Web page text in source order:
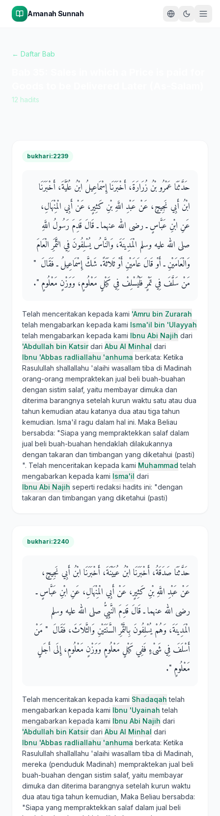
Amanah Sunnah
← Daftar Bab
12 hadits
bukhari:2239
حَدَّثَنَا عَمْرُو بْنُ زُرَارَةَ، أَخْبَرَنَا إِسْمَاعِيلُ ابْنُ عُلَيَّةَ، أَخْبَرَنَا
ابْنُ أَبِي نَجِيحٍ، عَنْ عَبْدِ اللَّهِ بْنِ كَثِيرٍ، عَنْ أَبِي الْمِنْهَالِ،
عَنِ ابْنِ عَبَّاسٍ ـ رضى الله عنهما ـ قَالَ قَدِمَ رَسُولُ اللَّهِ
صلى الله عليه وسلم الْمَدِينَةَ، وَالنَّاسُ يُسْلِفُونَ فِي الثَّمَرِ الْعَامَ
وَالْعَامَيْنِ ـ أَوْ قَالَ عَامَيْنِ أَوْ ثَلاَثَةً‏.‏ شَكَّ إِسْمَاعِيلُ ـ فَقَالَ ‏ "‏
مَنْ سَلَّفَ فِي تَمْرٍ فَلْيُسْلِفْ فِي كَيْلٍ مَعْلُومٍ، وَوَزْنٍ مَعْلُومٍ ‏"‏‏.‏
Telah menceritakan kepada kami 'Amru bin Zurarah
telah mengabarkan kepada kami Isma'il bin 'Ulayyah
telah mengabarkan kepada kami Ibnu Abi Najih dari
'Abdullah bin Katsirdari Abu Al Minhal dari
Ibnu 'Abbas radliallahu 'anhuma berkata: Ketika
Rasulullah shallallahu 'alaihi wasallam tiba di Madinah
orang-orang mempraktekan jual beli buah-buahan
dengan sistim salaf, yaitu membayar dimuka dan
diterima barangnya setelah kurun waktu satu atau dua
tahun kemudian atau katanya dua atau tiga tahun
kemudian. Isma'il ragu dalam hal ini. Maka Beliau
bersabda: "Siapa yang mempraktekkan salaf dalam
jual beli buah-buahan hendaklah dilakukannya
dengan takaran dan timbangan yang diketahui (pasti)
". Telah menceritakan kepada kami Muhammad telah
mengabarkan kepada kami Isma'il dari
Ibnu Abi Najih seperti redaksi hadits ini: "dengan
takaran dan timbangan yang diketahui (pasti)
bukhari:2240
حَدَّثَنَا صَدَقَةُ، أَخْبَرَنَا ابْنُ عُيَيْنَةَ، أَخْبَرَنَا ابْنُ أَبِي نَجِيحٍ،
عَنْ عَبْدِ اللَّهِ بْنِ كَثِيرٍ، عَنْ أَبِي الْمِنْهَالِ، عَنِ ابْنِ عَبَّاسٍ ـ
رضى الله عنهما ـ قَالَ قَدِمَ النَّبِيُّ صلى الله عليه وسلم
الْمَدِينَةَ، وَهُمْ يُسْلِفُونَ بِالتَّمْرِ السَّنَتَيْنِ وَالثَّلاَثَ، فَقَالَ ‏ "‏ مَنْ
أَسْلَفَ فِي شَىْءٍ فَفِي كَيْلٍ مَعْلُومٍ وَوَزْنٍ مَعْلُومٍ، إِلَى أَجَلٍ
مَعْلُومٍ ‏"‏‏.‏
Telah menceritakan kepada kami Shadaqah telah
mengabarkan kepada kami Ibnu 'Uyainah telah
mengabarkan kepada kami Ibnu Abi Najih dari
'Abdullah bin Katsirdari Abu Al Minhal dari
Ibnu 'Abbas radliallahu 'anhuma berkata: Ketika
Rasulullah shallallahu 'alaihi wasallam tiba di Madinah,
mereka (penduduk Madinah) mempraktekan jual beli
buah-buahan dengan sistim salaf, yaitu membayar
dimuka dan diterima barangnya setelah kurun waktu
dua atau tiga tahun kemudian, Maka Beliau bersabda:
"Siapa yang mempraktekkan salaf dalam jual beli